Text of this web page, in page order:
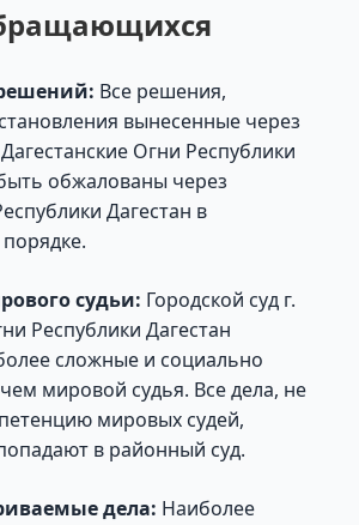
Все решения,
вынесенные через
Огни Республики
обжалованы через
Дагестан в
судьи: Городской суд г.
Республики Дагестан
сложные и социально
мировой судья. Все дела, не
мировых судей,
в районный суд.
дела: Наиболее